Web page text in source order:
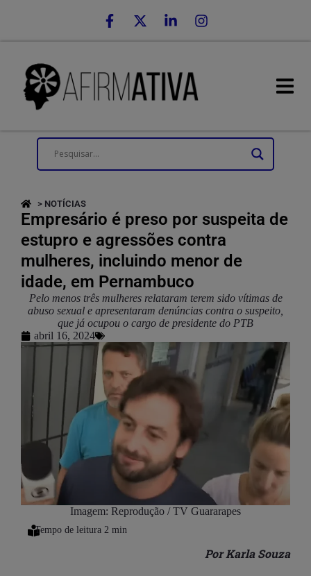
> NOTÍCIAS
Empresário é preso por suspeita de
estupro e agressões contra
mulheres, incluindo menor de
idade, em Pernambuco
Pelo menos três mulheres relataram terem sido vítimas de
abuso sexual e apresentaram denúncias contra o suspeito,
que já ocupou o cargo de presidente do PTB
abril 16, 2024
Imagem: Reprodução / TV Guararapes
Por Karla Souza